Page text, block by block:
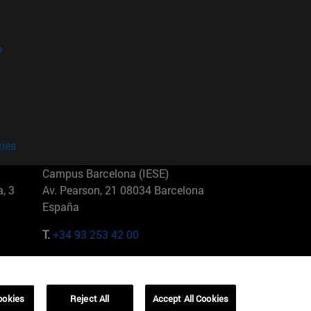
3
Campus Barcelona (IESE)
Av. Pearson, 21 08034 Barcelona
España
T.+34 93 253 42 00
01321001 Bela Vista Brasil
Reject All Accept All Cookies